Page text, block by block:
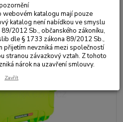
webovém katalogu mají pouze
katalog není nabídkou ve smyslu
2012 Sb., občanského zákoníku,
dle § 1733 zákona 89/2012 Sb.,
přijetím nevzniká mezi společností
stranou závazkový vztah. Z tohoto
nárok na uzavření smlouvy.
Zavřít